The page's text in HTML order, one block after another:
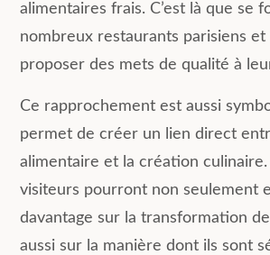
alimentaires frais. C’est là que se
nombreux restaurants parisiens
proposer des mets de qualité à
Ce rapprochement est aussi
permet de créer un lien direct
alimentaire et la création culinaire.
visiteurs pourront non seulement
davantage sur la transformation
aussi sur la manière dont ils sont